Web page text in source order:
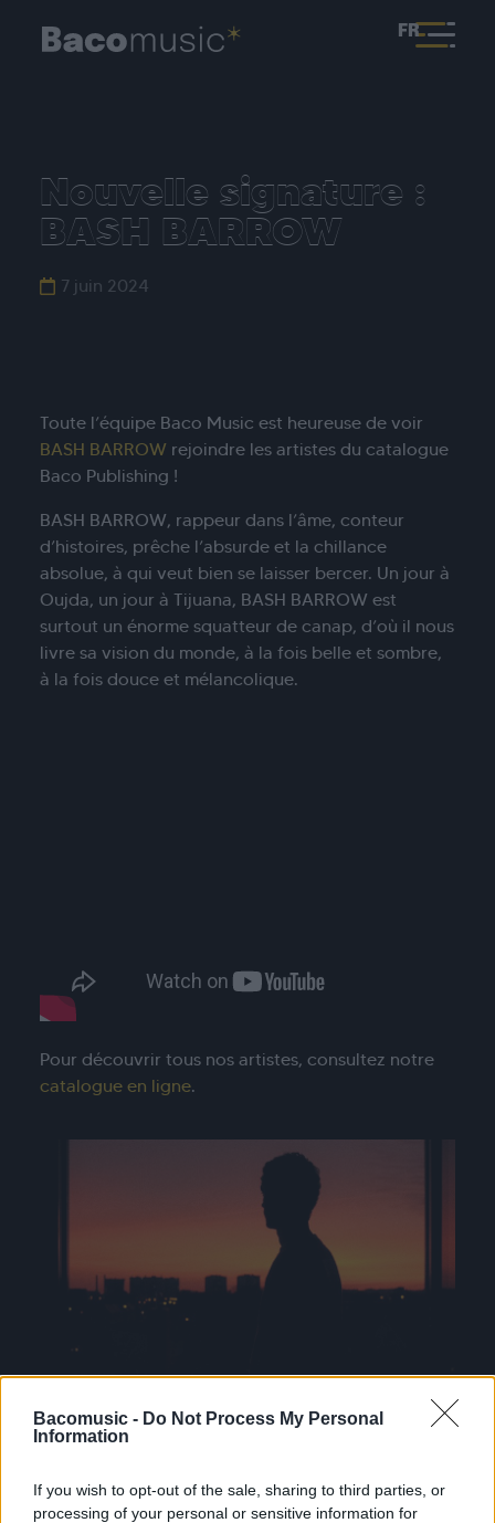
Bacomusic - Do Not Process My Personal
Information
If you wish to opt-out of the sale, sharing to third parties, or
processing of your personal or sensitive information for
FR
Nouvelle signature :
BASH BARROW
7 juin 2024
Toute l’équipe Baco Music est heureuse de voir
BASH BARROW rejoindre les artistes du catalogue
Baco Publishing !
BASH BARROW, rappeur dans l’âme, conteur
d’histoires, prêche l’absurde et la chillance
absolue, à qui veut bien se laisser bercer. Un jour à
Oujda, un jour à Tijuana, BASH BARROW est
surtout un énorme squatteur de canap, d’où il nous
livre sa vision du monde, à la fois belle et sombre,
à la fois douce et mélancolique.
Pour découvrir tous nos artistes, consultez notre
catalogue en ligne.